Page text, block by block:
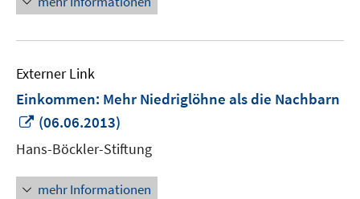
Externer Link
Einkommen: Mehr Niedriglöhne als die Nachbarn
In
neuem
Fenster
öffnen
(06.06.2013)
Hans-Böckler-Stiftung
mehr Informationen